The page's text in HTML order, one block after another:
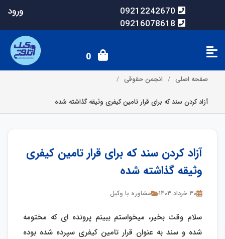
09212242670
09216078618
ورود
0
صفحه اصلی انجمن حقوقی
آزاد کردن سند که برای قرار تامین کیفری وثیقه گذاشته شده
آزاد کردن سند که برای قرار تامین کیفری
وثیقه گذاشته شده
۳۰ خرداد ۱۴۰۳ مشاوره با وکیل
سلام وقت بخیر، میخواستم ببینم پرونده ای که مختومه
شده و سند به عنوان قرار تامین کیفری سپرده شده بوده